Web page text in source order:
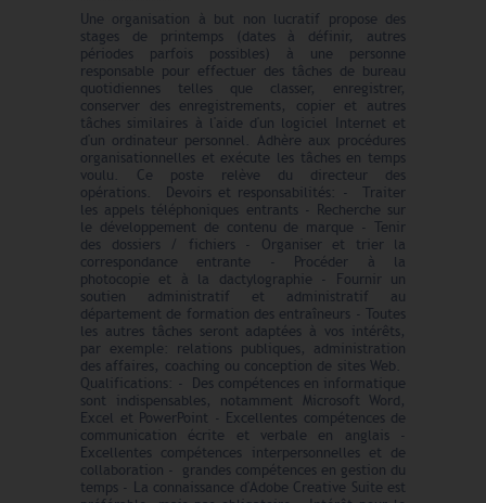
Une organisation à but non lucratif propose des
stages de printemps (dates à définir, autres
périodes parfois possibles) à une personne
responsable pour effectuer des tâches de bureau
quotidiennes telles que classer, enregistrer,
conserver des enregistrements, copier et autres
tâches similaires à l'aide d'un logiciel Internet et
d'un ordinateur personnel. Adhère aux procédures
organisationnelles et exécute les tâches en temps
voulu. Ce poste relève du directeur des
opérations. Devoirs et responsabilités: - Traiter
les appels téléphoniques entrants - Recherche sur
le développement de contenu de marque - Tenir
des dossiers / fichiers - Organiser et trier la
correspondance entrante - Procéder à la
photocopie et à la dactylographie - Fournir un
soutien administratif et administratif au
département de formation des entraîneurs - Toutes
les autres tâches seront adaptées à vos intérêts,
par exemple: relations publiques, administration
des affaires, coaching ou conception de sites Web.
Qualifications: - Des compétences en informatique
sont indispensables, notamment Microsoft Word,
Excel et PowerPoint - Excellentes compétences de
communication écrite et verbale en anglais -
Excellentes compétences interpersonnelles et de
collaboration - grandes compétences en gestion du
temps - La connaissance d'Adobe Creative Suite est